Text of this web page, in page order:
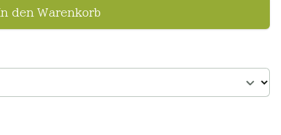
den Warenkorb